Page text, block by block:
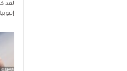
لقد